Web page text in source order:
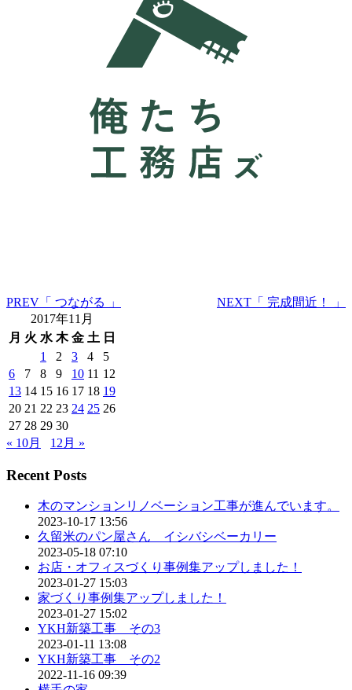
PREV 「 つながる 」 NEXT 「 完成間近！ 」
2017年11月
月 火 水 木 金 土 日
1
2 3 4
5
6
7 8 9 10 11 12
13 14 15 16 17 18 19
20 21 22 23 24 25 26
27 28 29 30
« 10月
12月 »
Recent Posts
木のマンションリノベーション工事が進んでいます。
2023-10-17 13:56
久留米のパン屋さん イシバシベーカリー
2023-05-18 07:10
お店・オフィスづくり事例集アップしました！
2023-01-27 15:03
家づくり事例集アップしました！
2023-01-27 15:02
YKH新築工事 その3
2023-01-11 13:08
YKH新築工事 その2
2022-11-16 09:39